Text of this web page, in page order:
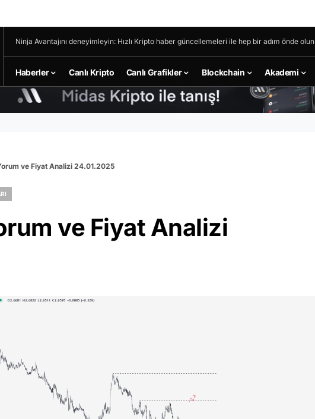
Ninja Avantajını deneyimleyin: Hızlı Kripto haber güncellemeleri ile hep bir adım önde olun
Haberler Canlı Kripto Canlı Grafikler Blockchain Akademi
ve Fiyat Analizi 24.01.2025
ve Fiyat Analizi